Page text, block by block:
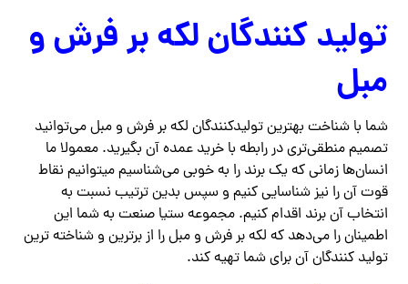
تولید کنندگان لکه بر فرش و
مبل
شما با شناخت بهترین تولیدکنندگان لکه بر فرش و مبل می‌توانید
تصمیم منطقی‌تری در رابطه با خرید عمده آن بگیرید. معمولا ما
انسان‌ها زمانی که یک برند را به خوبی می‌شناسیم میتوانیم نقاط
قوت آن را نیز شناسایی کنیم و سپس بدین ترتیب نسبت به
انتخاب آن برند اقدام کنیم. مجموعه ستیا صنعت به شما این
اطمینان را می‌دهد که لکه بر فرش و مبل را از برترین و شناخته ترین
تولید کنندگان آن برای شما تهیه کند.